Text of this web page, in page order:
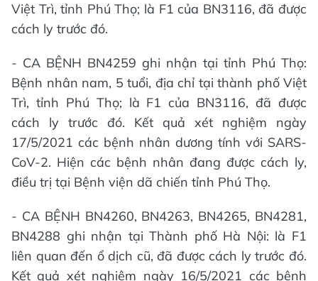
Việt Trì, tỉnh Phú Thọ; là F1 của BN3116, đã được
cách ly trước đó.
- CA BỆNH BN4259 ghi nhận tại tỉnh Phú Thọ:
Bệnh nhân nam, 5 tuổi, địa chỉ tại thành phố Việt
Trì, tỉnh Phú Thọ; là F1 của BN3116, đã được
cách ly trước đó. Kết quả xét nghiệm ngày
17/5/2021 các bệnh nhân dương tính với SARS-
CoV-2. Hiện các bệnh nhân đang được cách ly,
điều trị tại Bệnh viện dã chiến tỉnh Phú Thọ.
- CA BỆNH BN4260, BN4263, BN4265, BN4281,
BN4288 ghi nhận tại Thành phố Hà Nội: là F1
liên quan đến ổ dịch cũ, đã được cách ly trước đó.
Kết quả xét nghiệm ngày 16/5/2021 các bệnh